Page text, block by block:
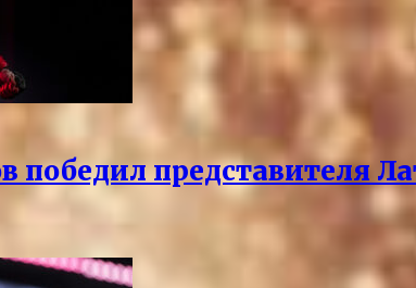
победил представителя